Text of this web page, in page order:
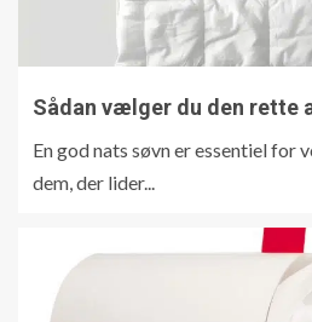
Sådan vælger du den rette
En god nats søvn er essentiel for
dem, der lider...